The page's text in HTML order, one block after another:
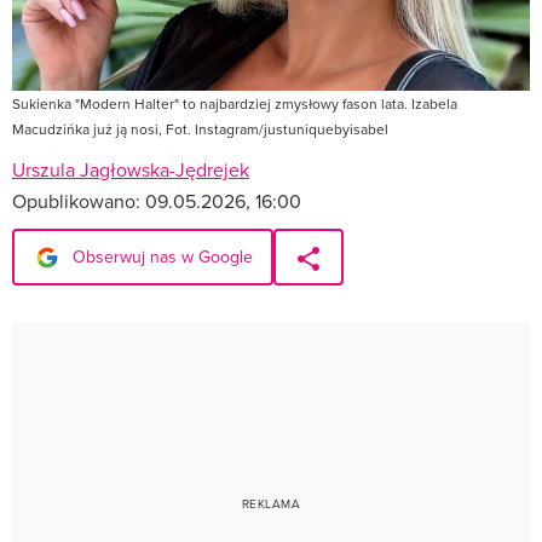
Sukienka "Modern Halter" to najbardziej zmysłowy fason lata. Izabela
Macudzińka już ją nosi, Fot. Instagram/justuniquebyisabel
Urszula Jagłowska-Jędrejek
Opublikowano: 09.05.2026, 16:00
Obserwuj nas w Google